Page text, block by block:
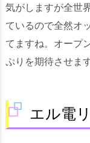
気がしますが全世
ているので全然オ
てますね。オープ
ぷりを期待させま
エル電